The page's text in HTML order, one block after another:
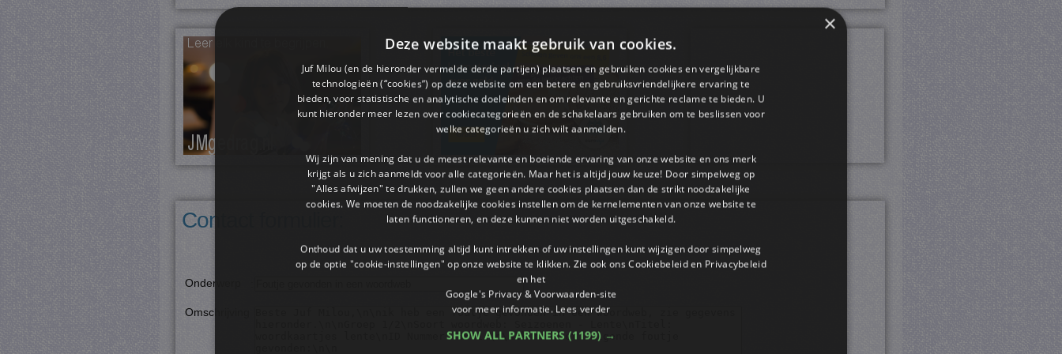
Contact formulier:
Onderwerp
Omschrijving
×
Deze website maakt gebruik van cookies.
Juf Milou (en de hieronder vermelde derde partijen) plaatsen en gebruiken cookies en vergelijkbare
technologieën (“cookies”) op deze website om een ​​betere en gebruiksvriendelijkere ervaring te
bieden, voor statistische en analytische doeleinden en om relevante en gerichte reclame te bieden. U
kunt hieronder meer lezen over cookiecategorieën en de schakelaars gebruiken om te beslissen voor
welke categorieën u zich wilt aanmelden.
Wij zijn van mening dat u de meest relevante en boeiende ervaring van onze website en ons merk
krijgt als u zich aanmeldt voor alle categorieën. Maar het is altijd jouw keuze! Door simpelweg op
"Alles afwijzen" te drukken, zullen we geen andere cookies plaatsen dan de strikt noodzakelijke
cookies. We moeten de noodzakelijke cookies instellen om de kernelementen van onze website te
laten functioneren, en deze kunnen niet worden uitgeschakeld.
Onthoud dat u uw toestemming altijd kunt intrekken of uw instellingen kunt wijzigen door simpelweg
op de optie "cookie-instellingen" op onze website te klikken. Zie ook ons ​​Cookiebeleid en Privacybeleid
en het
Google's Privacy & Voorwaarden-site
voor meer informatie. Lees verder
SHOW ALL PARTNERS (1199) →